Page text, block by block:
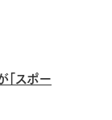
スポー